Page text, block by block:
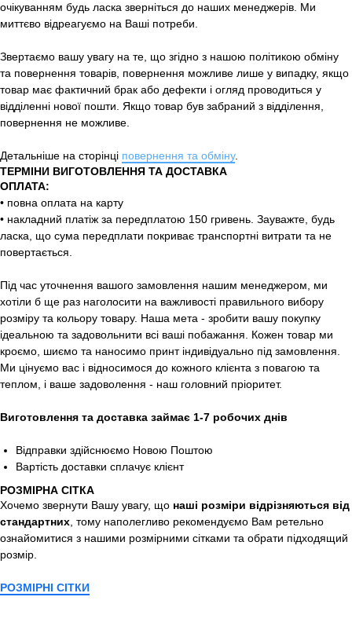
очікуванням будь ласка зверніться до наших менеджерів. Ми
миттєво відреагуємо на Ваші потреби.
Звертаємо вашу увагу на те, що згідно з нашою політикою обміну
та повернення товарів, повернення можливе лише у випадку, якщо
товар має фактичний брак або дефекти і огляд проводиться у
відділенні нової пошти. Якщо товар був забраний з відділення,
повернення не можливе.
Детальніше на сторінці повернення та обміну.
ТЕРМІНИ ВИГОТОВЛЕННЯ ТА ДОСТАВКА
ОПЛАТА:
• повна оплата на карту
• накладний платіж за передплатою 150 гривень. Зауважте, будь
ласка, що сума передплати покриває транспортні витрати та не
повертається.
Під час уточнення вашого замовлення нашим менеджером, ми
хотіли б ще раз наголосити на важливості правильного вибору
розміру та кольору товару. Наша мета - зробити вашу покупку
ідеальною та задовольнити всі ваші побажання. Кожен товар ми
кроємо, шиємо та наносимо принт індивідуально під замовлення.
Ми цінуємо вас і відносимося до кожного клієнта з повагою та
теплом, і ваше задоволення - наш головний пріоритет.
Виготовлення та доставка займає 1-7 робочих днів
Відправки здійснюємо Новою Поштою
Вартість доставки сплачує клієнт
РОЗМІРНА СІТКА
Хочемо звернути Вашу увагу, що наші розміри відрізняються від
стандартних, тому наполегливо рекомендуємо Вам ретельно
ознайомитися з нашими розмірними сітками та обрати підходящий
розмір.
РОЗМІРНІ СІТКИ